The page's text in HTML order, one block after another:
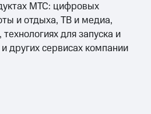
МТС: цифровых
и отдыха, ТВ и медиа,
для запуска и
других сервисах компании